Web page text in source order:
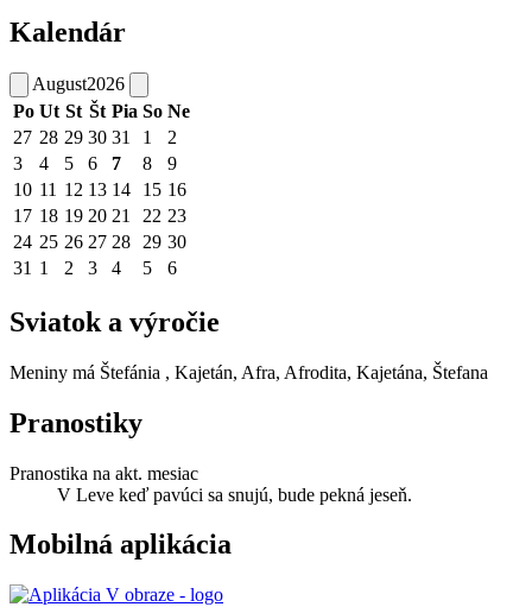
Kalendár
August2026
Po Ut St Št Pia So Ne
27 28 29 30 31 1
2
3
4 5 6 7 8
9
10 11 12 13 14 15 16
17 18 19 20 21 22 23
24 25 26 27 28 29 30
31 1 2 3 4 5 6
Sviatok a výročie
Meniny má Štefánia , Kajetán, Afra, Afrodita, Kajetána, Štefana
Pranostiky
Pranostika na akt. mesiac
V Leve keď pavúci sa snujú, bude pekná jeseň.
Mobilná aplikácia